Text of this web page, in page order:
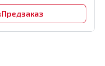
Предзаказ